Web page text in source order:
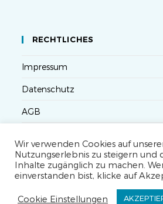
RECHTLICHES
Impressum
Datenschutz
AGB
Widerruf
Seminarteilnahme- und Storno-
Wir verwenden Cookies auf
Nutzungserlebnis zu steigern und
Inhalte zugänglich zu machen.
einverstanden bist, klicke auf
Cookie Einstellungen